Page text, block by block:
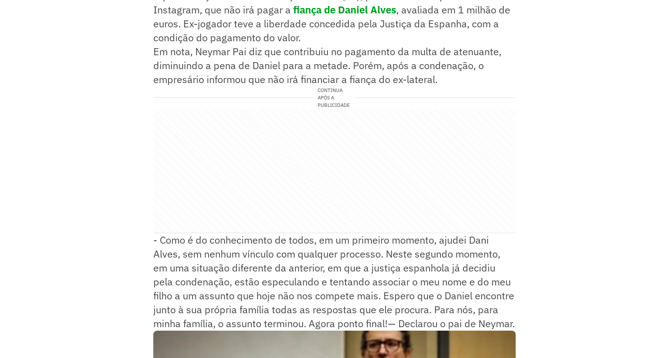
Instagram, que não irá pagar a fiança de Daniel Alves, avaliada em 1 milhão de
euros. Ex-jogador teve a liberdade concedida pela Justiça da Espanha, com a
condição do pagamento do valor.
Em nota, Neymar Pai diz que contribuiu no pagamento da multa de atenuante,
diminuindo a pena de Daniel para a metade. Porém, após a condenação, o
empresário informou que não irá financiar a fiança do ex-lateral.
CONTINUA
APÓS A
PUBLICIDADE
- Como é do conhecimento de todos, em um primeiro momento, ajudei Dani
Alves, sem nenhum vínculo com qualquer processo. Neste segundo momento,
em uma situação diferente da anterior, em que a justiça espanhola já decidiu
pela condenação, estão especulando e tentando associar o meu nome e do meu
filho a um assunto que hoje não nos compete mais. Espero que o Daniel encontre
junto à sua própria família todas as respostas que ele procura. Para nós, para
minha família, o assunto terminou. Agora ponto final!— Declarou o pai de Neymar.